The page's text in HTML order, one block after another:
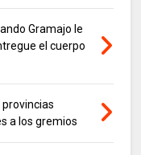
Gramajo le
el cuerpo
a los gremios